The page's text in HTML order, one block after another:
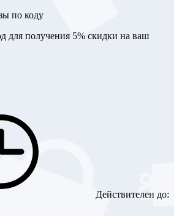
по коду
для получения 5% скидки на ваш
Действителен до: